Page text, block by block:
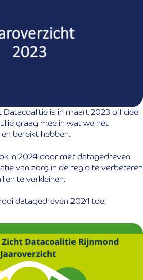
Datacoalitie is in maart 2023 officieel
graag mee in wat we het
bereikt hebben.
in 2024 door met datagedreven
van zorg in de regio te verbeteren
te verkleinen.
datagedreven 2024 toe!